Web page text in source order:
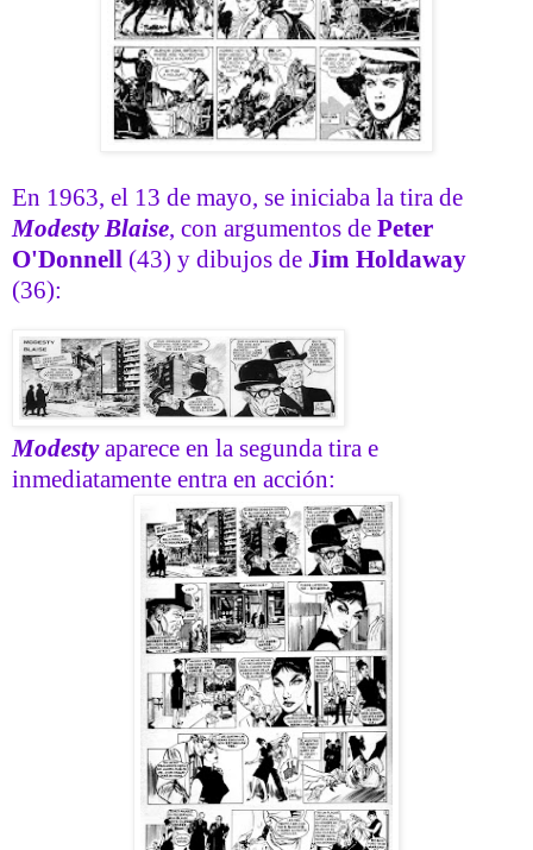
En 1963, el 13 de mayo, se iniciaba la tira de
Modesty Blaise, con argumentos de Peter
O'Donnell (43) y dibujos de Jim Holdaway
(36):
Modestyaparece en la segunda tira e
inmediatamente entra en acción: